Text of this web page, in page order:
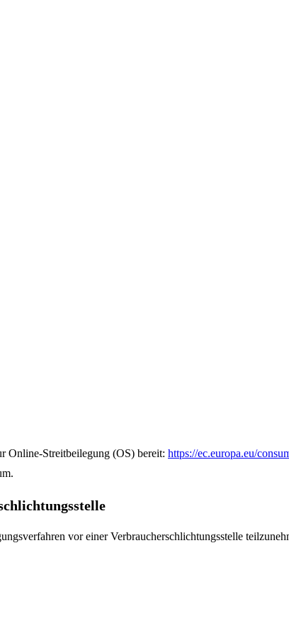
Online-Streitbeilegung (OS) bereit: https://ec.europa.eu/
vor einer Verbraucherschlichtungsstelle